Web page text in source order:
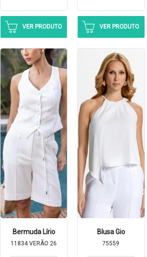
VER PRODUTO VER PRODUTO
Bermuda Lírio
11834 VERÃO 26
Blusa Gio
75559